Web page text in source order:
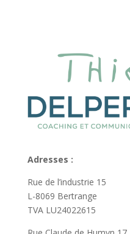
Adresses :
Rue de l’industrie 15
L-8069 Bertrange
TVA LU24022615